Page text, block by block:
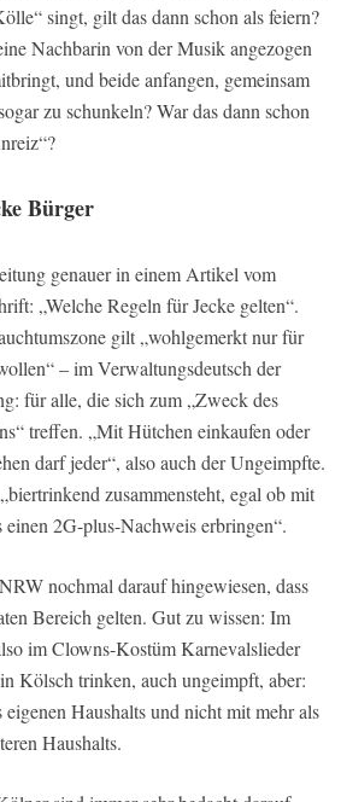
singt, gilt das dann schon als feiern?
Nachbarin von der Musik angezogen
und beide anfangen, gemeinsam
zu schunkeln? War das dann schon
Bürger
genauer in einem Artikel vom
„Welche Regeln für Jecke gelten“.
gilt „wohlgemerkt nur für
– im Verwaltungsdeutsch der
für alle, die sich zum „Zweck des
treffen. „Mit Hütchen einkaufen oder
darf jeder“, also auch der Ungeimpfte.
zusammensteht, egal ob mit
2G-plus-Nachweis erbringen“.
nochmal darauf hingewiesen, dass
Bereich gelten. Gut zu wissen: Im
im Clowns-Kostüm Karnevalslieder
Kölsch trinken, auch ungeimpft, aber:
Haushalts und nicht mit mehr als
Haushalts.